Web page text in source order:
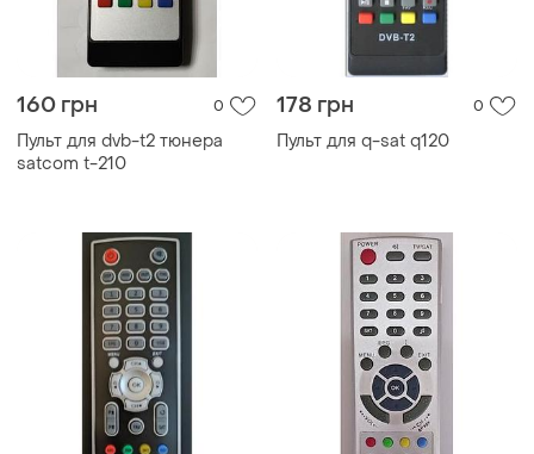
160 грн 0
Пульт для dvb-t2 тюнера
satcom t-210
178 грн 0
Пульт для q-sat q120